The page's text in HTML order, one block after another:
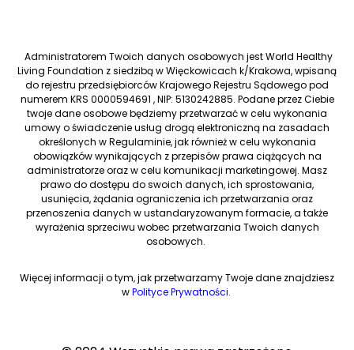
Administratorem Twoich danych osobowych jest World Healthy
Living Foundation z siedzibą w Więckowicach k/Krakowa, wpisaną
do rejestru przedsiębiorców Krajowego Rejestru Sądowego pod
numerem KRS 0000594691 , NIP: 5130242885. Podane przez Ciebie
twoje dane osobowe będziemy przetwarzać w celu wykonania
umowy o świadczenie usług drogą elektroniczną na zasadach
określonych w Regulaminie, jak również w celu wykonania
obowiązków wynikających z przepisów prawa ciążących na
administratorze oraz w celu komunikacji marketingowej. Masz
prawo do dostępu do swoich danych, ich sprostowania,
usunięcia, żądania ograniczenia ich przetwarzania oraz
przenoszenia danych w ustandaryzowanym formacie, a także
wyrażenia sprzeciwu wobec przetwarzania Twoich danych
osobowych.
Więcej informacji o tym, jak przetwarzamy Twoje dane znajdziesz
wPolityce Prywatności.